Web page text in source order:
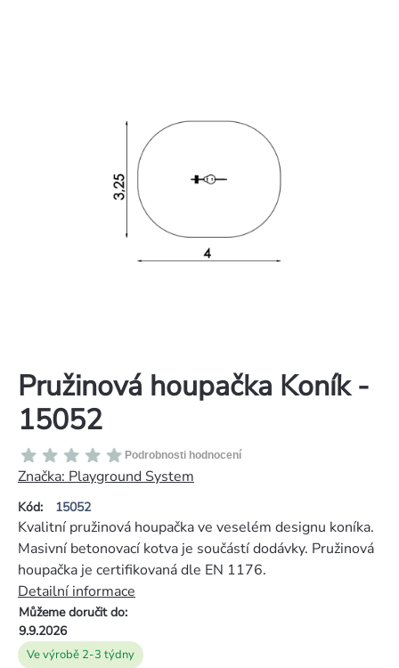
Pružinová houpačka Koník -
15052
Kód: 15052
Průměrné
hodnocení
produktu
je
0,0
z
5
hvězdiček.
Podrobnosti hodnocení
Značka: Playground System
Ve výrobě 2-3 týdny
Můžeme doručit do:
9.9.2026
Kvalitní pružinová houpačka ve veselém designu koníka.
Masivní betonovací kotva je součástí dodávky. Pružinová
houpačka je certifikovaná dle EN 1176.
Detailní informace